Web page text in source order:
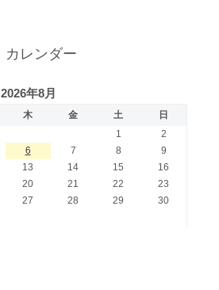
カレンダー
2026年8月
木 金 土
日
1
2
6 7 8
9
13 14 15
16
20 21 22
23
27 28 29
30